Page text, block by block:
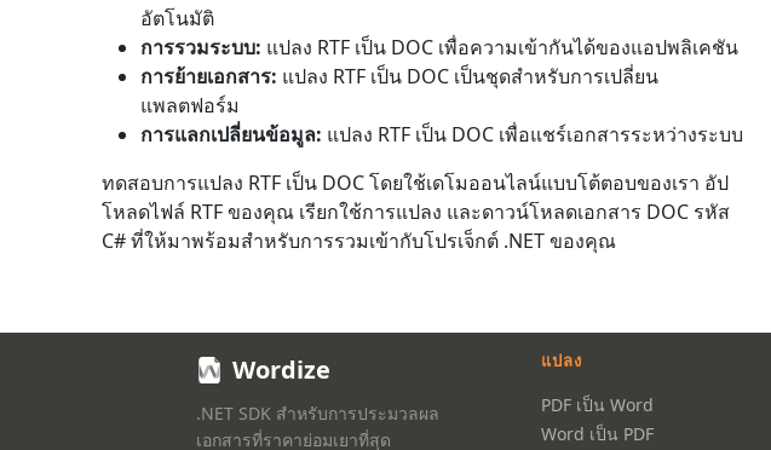
อัตโนมัติ
การรวมระบบ: แปลง RTF เป็น DOC เพื่อความเข้ากันได้ของแอปพลิเคชัน
การย้ายเอกสาร: แปลง RTF เป็น DOC เป็นชุดสำหรับการเปลี่ยน
แพลตฟอร์ม
การแลกเปลี่ยนข้อมูล: แปลง RTF เป็น DOC เพื่อแชร์เอกสารระหว่างระบบ
ทดสอบการแปลง RTF เป็น DOC โดยใช้เดโมออนไลน์แบบโต้ตอบของเรา อัป
โหลดไฟล์ RTF ของคุณ เรียกใช้การแปลง และดาวน์โหลดเอกสาร DOC รหัส
C# ที่ให้มาพร้อมสำหรับการรวมเข้ากับโปรเจ็กต์ .NET ของคุณ
Wordize
.NET SDK สำหรับการประมวลผล
เอกสารที่ราคาย่อมเยาที่สุด
แปลง
PDF เป็น Word
Word เป็น PDF